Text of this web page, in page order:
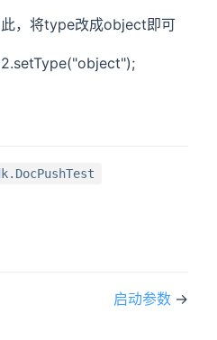
，将type改成object即可
启动参数 →